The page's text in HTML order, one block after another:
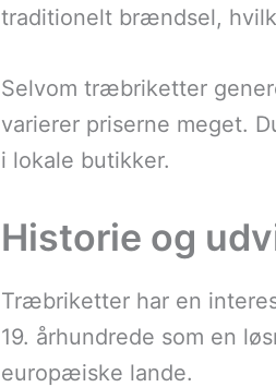
traditionelt brændsel,
Selvom træbriketter
varierer priserne meget.
i lokale butikker.
Historie og
Træbriketter har en
19. århundrede som en
europæiske lande.